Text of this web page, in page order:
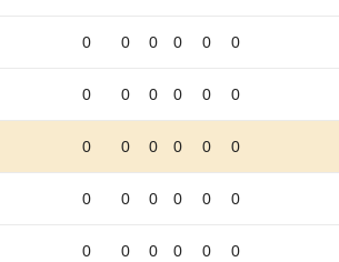
0 0 0 0 0 0
0 0 0 0 0 0
0 0 0 0 0 0
0 0 0 0 0 0
0 0 0 0 0 0